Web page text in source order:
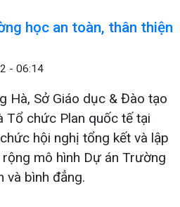
học an toàn, thân thiện
- 06:14
Hà, Sở Giáo dục & Đào tạo
Tổ chức Plan quốc tế tại
hội nghị tổng kết và lập
mô hình Dự án Trường
và bình đẳng.